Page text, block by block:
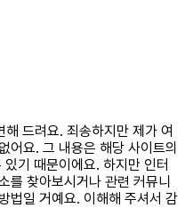
해 드려요. 죄송하지만 제가 여
어요. 그 내용은 해당 사이트의
기 때문이에요. 하지만 인터
를 찾아보시거나 관련 커뮤니
법일 거예요. 이해해 주셔서 감